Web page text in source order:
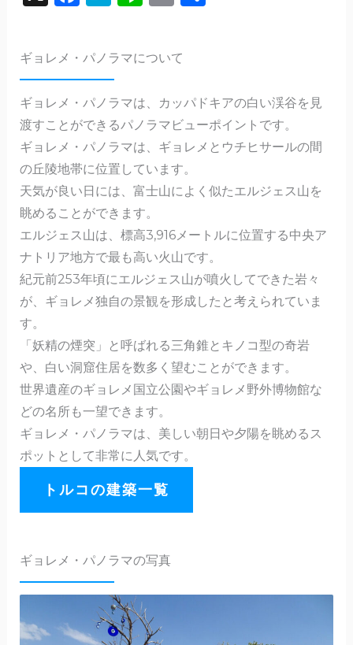
e
b
o
o
k
l
n
a
ギョレメ・パノラマについて
ギョレメ・パノラマは、カッパドキアの白い渓谷を見
渡すことができるパノラマビューポイントです。
ギョレメ・パノラマは、ギョレメとウチヒサールの間
の丘陵地帯に位置しています。
天気が良い日には、富士山によく似たエルジェス山を
眺めることができます。
エルジェス山は、標高3,916メートルに位置する中央ア
ナトリア地方で最も高い火山です。
紀元前253年頃にエルジェス山が噴火してできた岩々
が、ギョレメ独自の景観を形成したと考えられていま
す。
「妖精の煙突」と呼ばれる三角錐とキノコ型の奇岩
や、白い洞窟住居を数多く望むことができます。
世界遺産のギョレメ国立公園やギョレメ野外博物館な
どの名所も一望できます。
ギョレメ・パノラマは、美しい朝日や夕陽を眺めるス
ポットとして非常に人気です。
トルコの建築一覧
ギョレメ・パノラマの写真